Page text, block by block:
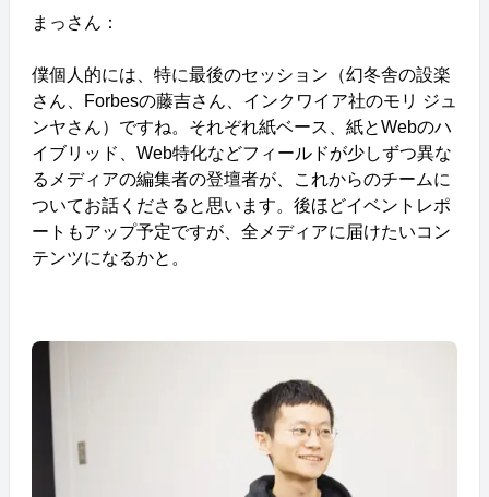
まっさん：
僕個人的には、特に最後のセッション（幻冬舎の設楽
さん、Forbesの藤吉さん、インクワイア社のモリ ジュ
ンヤさん）ですね。それぞれ紙ベース、紙とWebのハ
イブリッド、Web特化などフィールドが少しずつ異な
るメディアの編集者の登壇者が、これからのチームに
ついてお話くださると思います。後ほどイベントレポ
ートもアップ予定ですが、全メディアに届けたいコン
テンツになるかと。